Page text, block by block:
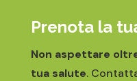
Prenota la
Non aspettare
tua salute.